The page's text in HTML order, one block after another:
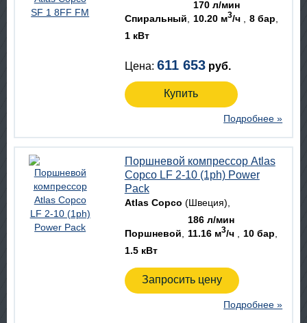
Спиральный
170 л/мин
10.20 м3/ч
8 бар
1 кВт
Цена: 611 653 руб.
Купить
Подробнее »
Поршневой компрессор Atlas
Copco LF 2-10 (1ph) Power
Pack
Atlas Copco (Швеция)
Поршневой
186 л/мин
11.16 м3/ч
10 бар
1.5 кВт
Запросить цену
Подробнее »